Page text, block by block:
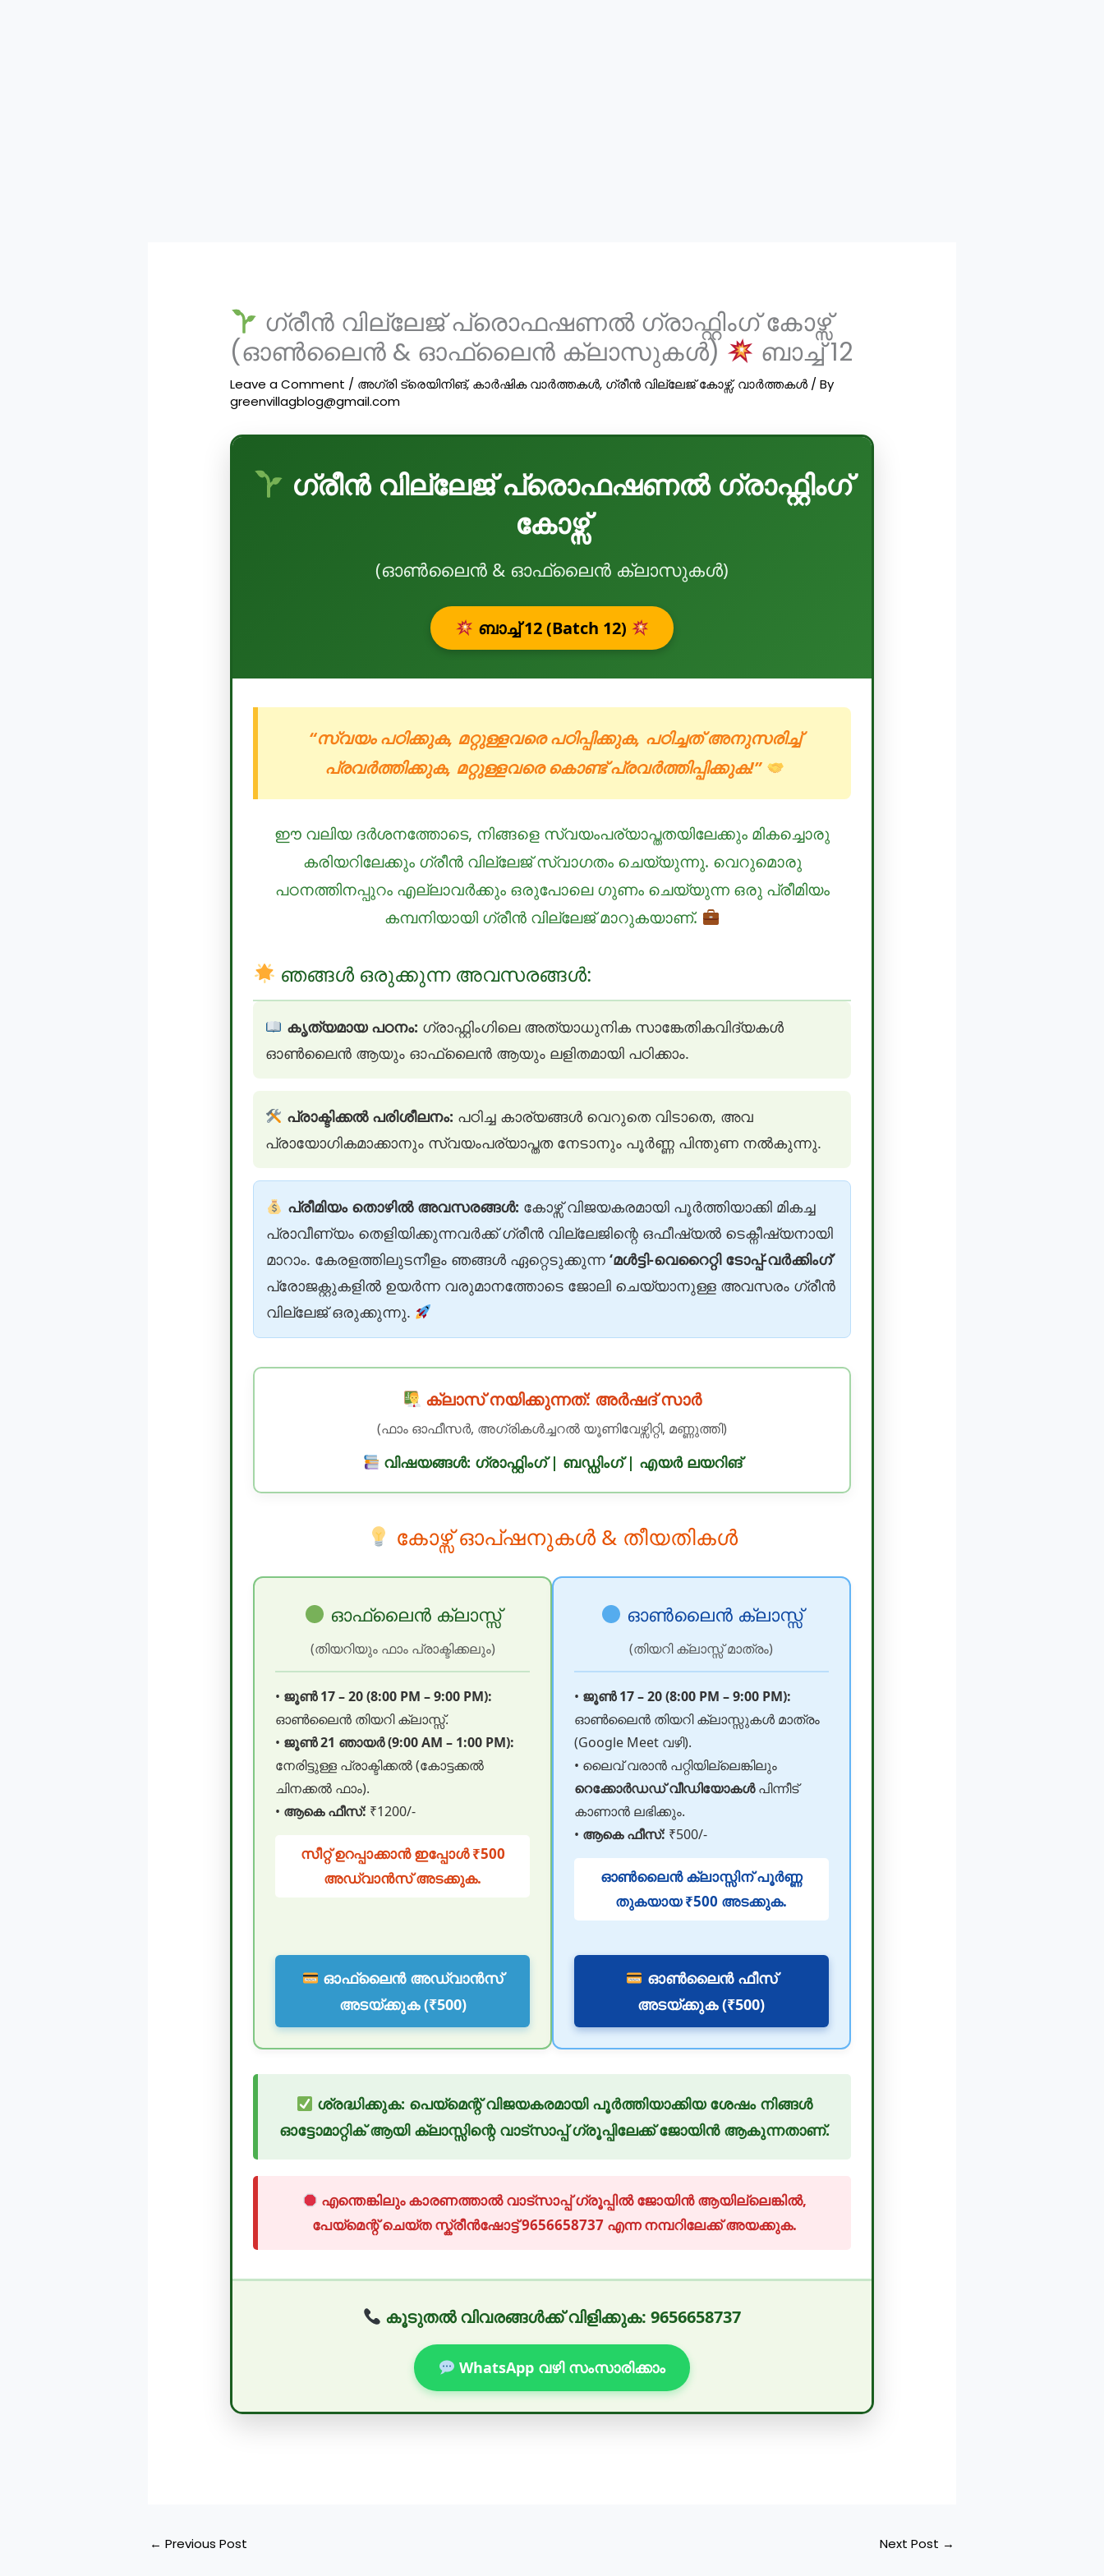
ഗ്രീൻ വില്ലേജ് പ്രൊഫഷണൽ ഗ്രാഫ്റ്റിംഗ് കോഴ്സ്
(ഓൺലൈൻ & ഓഫ്‌ലൈൻ ക്ലാസുകൾ)
ബാച്ച് 12
Leave a Comment / അഗ്രി ട്രെയിനിങ്,കാർഷിക വാർത്തകൾ, ഗ്രീൻ വില്ലേജ് കോഴ്സ്,വാർത്തകൾ / By
greenvillagblog@gmail.com
ഗ്രീൻ വില്ലേജ് പ്രൊഫഷണൽ ഗ്രാഫ്റ്റിംഗ്
കോഴ്സ്
(ഓൺലൈൻ & ഓഫ്‌ലൈൻ ക്ലാസുകൾ)
ബാച്ച് 12 (Batch 12)
“സ്വയം പഠിക്കുക, മറ്റുള്ളവരെ പഠിപ്പിക്കുക, പഠിച്ചത് അനുസരിച്ച്
പ്രവർത്തിക്കുക, മറ്റുള്ളവരെ കൊണ്ട് പ്രവർത്തിപ്പിക്കുക!”
ഈ വലിയ ദർശനത്തോടെ, നിങ്ങളെ സ്വയംപര്യാപ്തതയിലേക്കും മികച്ചൊരു
കരിയറിലേക്കും ഗ്രീൻ വില്ലേജ് സ്വാഗതം ചെയ്യുന്നു. വെറുമൊരു
പഠനത്തിനപ്പുറം എല്ലാവർക്കും ഒരുപോലെ ഗുണം ചെയ്യുന്ന ഒരു പ്രീമിയം
കമ്പനിയായി ഗ്രീൻ വില്ലേജ് മാറുകയാണ്.
ഞങ്ങൾ ഒരുക്കുന്ന അവസരങ്ങൾ:
കൃത്യമായ പഠനം: ഗ്രാഫ്റ്റിംഗിലെ അത്യാധുനിക സാങ്കേതികവിദ്യകൾ
ഓൺലൈൻ ആയും ഓഫ്‌ലൈൻ ആയും ലളിതമായി പഠിക്കാം.
പ്രാക്ടിക്കൽ പരിശീലനം: പഠിച്ച കാര്യങ്ങൾ വെറുതെ വിടാതെ, അവ
പ്രായോഗികമാക്കാനും സ്വയംപര്യാപ്തത നേടാനും പൂർണ്ണ പിന്തുണ നൽകുന്നു.
പ്രീമിയം തൊഴിൽ അവസരങ്ങൾ: കോഴ്സ് വിജയകരമായി പൂർത്തിയാക്കി മികച്ച
പ്രാവീണ്യം തെളിയിക്കുന്നവർക്ക് ഗ്രീൻ വില്ലേജിന്റെ ഒഫീഷ്യൽ ടെക്നീഷ്യനായി
മാറാം. കേരളത്തിലുടനീളം ഞങ്ങൾ ഏറ്റെടുക്കുന്ന‘മൾട്ടി-വെറൈറ്റി ടോപ്പ്-വർക്കിംഗ്’
പ്രോജക്റ്റുകളിൽ ഉയർന്ന വരുമാനത്തോടെ ജോലി ചെയ്യാനുള്ള അവസരം ഗ്രീൻ
വില്ലേജ് ഒരുക്കുന്നു.
ക്ലാസ് നയിക്കുന്നത്: അർഷദ് സാർ
(ഫാം ഓഫീസർ, അഗ്രികൾച്ചറൽ യൂണിവേഴ്സിറ്റി, മണ്ണുത്തി)
വിഷയങ്ങൾ: ഗ്രാഫ്റ്റിംഗ് | ബഡ്ഡിംഗ് | എയർ ലയറിങ്
കോഴ്സ് ഓപ്ഷനുകൾ & തീയതികൾ
ഓഫ്‌ലൈൻ ക്ലാസ്സ്
(തിയറിയും ഫാം പ്രാക്ടിക്കലും)
• ജൂൺ 17 – 20 (8:00 PM – 9:00 PM):
ഓൺലൈൻ തിയറി ക്ലാസ്സ്.
• ജൂൺ 21 ഞായർ (9:00 AM – 1:00 PM):
നേരിട്ടുള്ള പ്രാക്ടിക്കൽ (കോട്ടക്കൽ
ചിനക്കൽ ഫാം).
• ആകെ ഫീസ്: ₹1200/-
സീറ്റ് ഉറപ്പാക്കാൻ ഇപ്പോൾ ₹500
അഡ്വാൻസ് അടക്കുക.
ഓഫ്‌ലൈൻ അഡ്വാൻസ്
അടയ്ക്കുക (₹500)
ഓൺലൈൻ ക്ലാസ്സ്
(തിയറി ക്ലാസ്സ് മാത്രം)
• ജൂൺ 17 – 20 (8:00 PM – 9:00 PM):
ഓൺലൈൻ തിയറി ക്ലാസ്സുകൾ മാത്രം
(Google Meet വഴി).
• ലൈവ് വരാൻ പറ്റിയില്ലെങ്കിലും
റെക്കോർഡഡ് വീഡിയോകൾപിന്നീട്
കാണാൻ ലഭിക്കും.
• ആകെ ഫീസ്: ₹500/-
ഓൺലൈൻ ക്ലാസ്സിന് പൂർണ്ണ
തുകയായ ₹500 അടക്കുക.
ഓൺലൈൻ ഫീസ്
അടയ്ക്കുക (₹500)
ശ്രദ്ധിക്കുക: പെയ്മെന്റ് വിജയകരമായി പൂർത്തിയാക്കിയ ശേഷം നിങ്ങൾ
ഓട്ടോമാറ്റിക് ആയി ക്ലാസ്സിന്റെ വാട്സാപ്പ് ഗ്രൂപ്പിലേക്ക് ജോയിൻ ആകുന്നതാണ്.
എന്തെങ്കിലും കാരണത്താൽ വാട്സാപ്പ് ഗ്രൂപ്പിൽ ജോയിൻ ആയില്ലെങ്കിൽ,
പേയ്‌മെന്റ് ചെയ്ത സ്ക്രീൻഷോട്ട് 9656658737 എന്ന നമ്പറിലേക്ക് അയക്കുക.
കൂടുതൽ വിവരങ്ങൾക്ക് വിളിക്കുക: 9656658737
WhatsApp വഴി സംസാരിക്കാം
← Previous Post Next Post →